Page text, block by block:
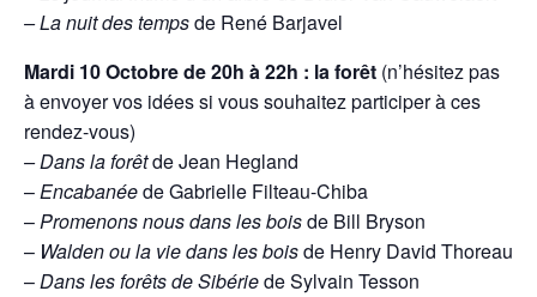
– La nuit des tempsde René Barjavel
Mardi 10 Octobre de 20h à 22h : la forêt (n’hésitez pas
à envoyer vos idées si vous souhaitez participer à ces
rendez-vous)
– Dans la forêtde Jean Hegland
–Encabanéede Gabrielle Filteau-Chiba
–Promenons nous dans les boisde Bill Bryson
– Walden ou la vie dans les boisde Henry David Thoreau
–Dans les forêts de Sibériede Sylvain Tesson